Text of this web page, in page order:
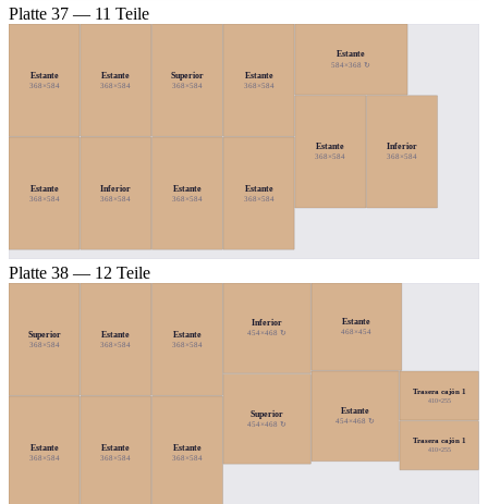
Platte 37 — 11 Teile
Estante
368×584
Estante
368×584
Estante
368×584
Inferior
368×584
Superior
368×584
Estante
368×584
Estante
368×584
Estante
368×584
Estante
584×368 ↻
Estante
368×584
Inferior
368×584
Platte 38 — 12 Teile
Superior
368×584
Estante
368×584
Estante
368×584
Estante
368×584
Estante
368×584
Estante
368×584
Inferior
454×468 ↻
Superior
454×468 ↻
Estante
468×454
Estante
454×468 ↻
Trasera cajón 1
410×255
Trasera cajón 1
410×255